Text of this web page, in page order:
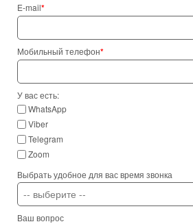
E-mail*
Мобильный телефон*
У вас есть:
WhatsApp
Viber
Telegram
Zoom
Выбрать удобное для вас время звонка
Ваш вопрос